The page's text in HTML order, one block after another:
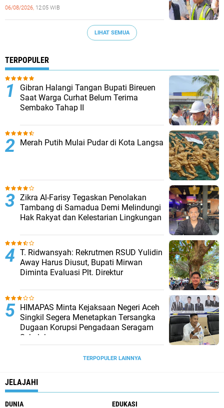
06/08/2026, 12:05 WIB
LIHAT SEMUA
TERPOPULER
Gibran Halangi Tangan Bupati Bireuen
Saat Warga Curhat Belum Terima
Sembako Tahap II
Merah Putih Mulai Pudar di Kota Langsa
Zikra Al-Farisy Tegaskan Penolakan
Tambang di Samadua Demi Melindungi
Hak Rakyat dan Kelestarian Lingkungan
T. Ridwansyah: Rekrutmen RSUD Yulidin
Away Harus Diusut, Bupati Mirwan
Diminta Evaluasi Plt. Direktur
HIMAPAS Minta Kejaksaan Negeri Aceh
Singkil Segera Menetapkan Tersangka
Dugaan Korupsi Pengadaan Seragam
Sekolah
TERPOPULER LAINNYA
JELAJAHI
DUNIA EDUKASI